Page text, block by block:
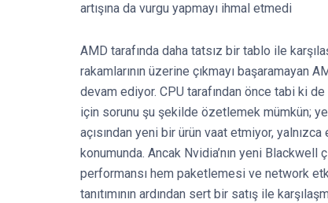
artışına da vurgu yapmayı ihmal etmedi
AMD tarafında daha tatsız bir tablo ile
rakamlarının üzerine çıkmayı başaramayan
devam ediyor. CPU tarafından önce tabi ki de
için sorunu şu şekilde özetlemek mümkün;
açısından yeni bir ürün vaat etmiyor,
konumunda. Ancak Nvidia’nın yeni
performansı hem paketlemesi ve network
tanıtımının ardından sert bir satış ile